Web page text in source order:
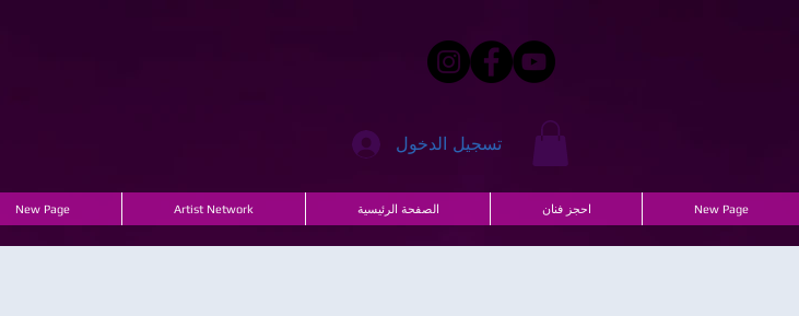
تسجيل الدخول
New Page Artist Network الصفحة الرئيسية احجز فنان New Page